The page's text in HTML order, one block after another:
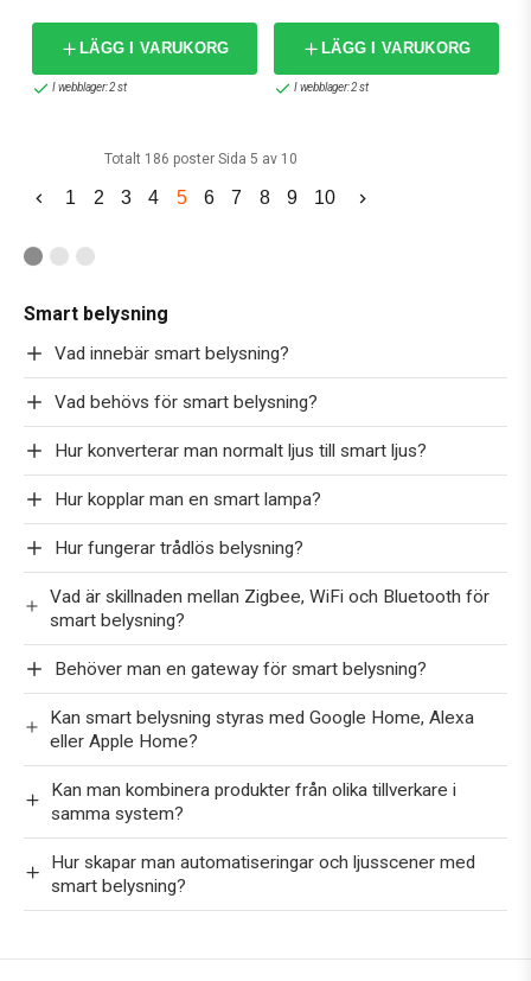
LÄGG I VARUKORG
I webblager: 2 st
LÄGG I VARUKORG
I webblager: 2 st
Totalt 186 poster Sida 5 av 10
1 2 3 4 5 6 7 8 9 10
Smart belysning
Vad innebär smart belysning?
Vad behövs för smart belysning?
Hur konverterar man normalt ljus till smart ljus?
Hur kopplar man en smart lampa?
Hur fungerar trådlös belysning?
Vad är skillnaden mellan Zigbee, WiFi och Bluetooth för
smart belysning?
Behöver man en gateway för smart belysning?
Kan smart belysning styras med Google Home, Alexa
eller Apple Home?
Kan man kombinera produkter från olika tillverkare i
samma system?
Hur skapar man automatiseringar och ljusscener med
smart belysning?